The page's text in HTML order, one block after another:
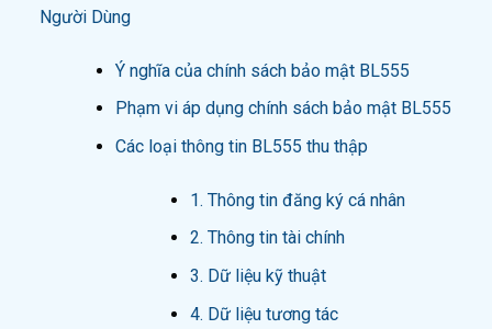
Người Dùng
Ý nghĩa của chính sách bảo mật BL555
Phạm vi áp dụng chính sách bảo mật BL555
Các loại thông tin BL555 thu thập
1. Thông tin đăng ký cá nhân
2. Thông tin tài chính
3. Dữ liệu kỹ thuật
4. Dữ liệu tương tác